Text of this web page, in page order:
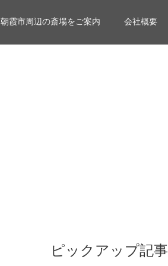
朝霞市周辺の斎場をご案内 会社概要
ピックアップ記事